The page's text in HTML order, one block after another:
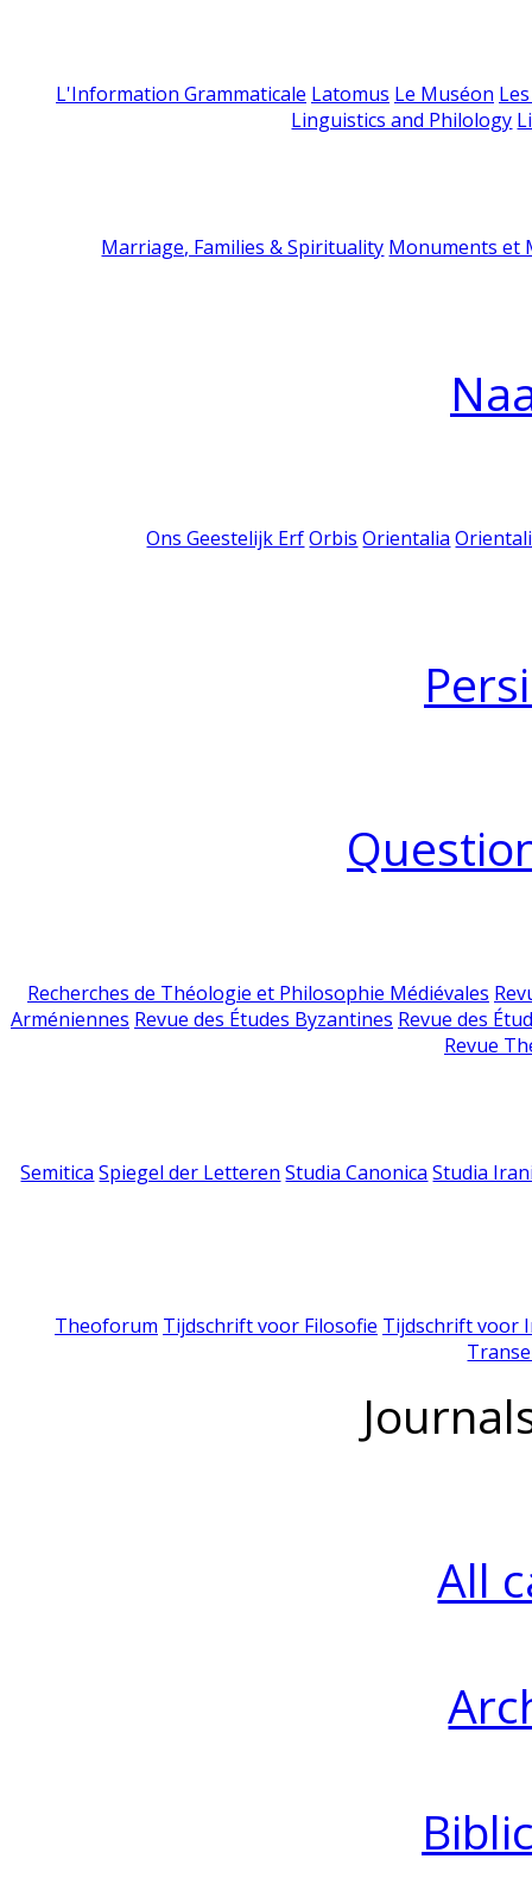
L'Information Grammaticale Latomus Le Muséon
Linguistics and Philology
Marriage, Families & Spirituality Monuments et
Ons Geestelijk Erf Orbis Orientalia
Recherches de Théologie et Philosophie Médiévales
Arméniennes Revue des Études Byzantines Revue des
Revue
Semitica Spiegel der Letteren Studia Canonica Studia
Theoforum Tijdschrift voor Filosofie Tijdschrift voor
All